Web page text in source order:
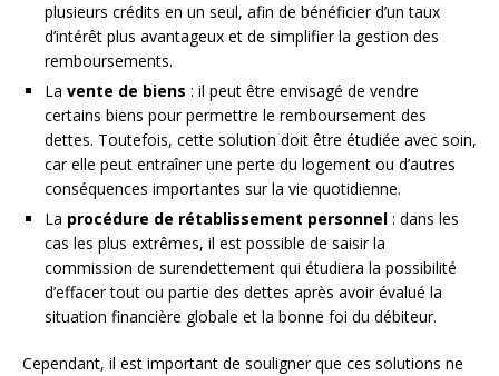
plusieurs crédits en un seul, afin de bénéficier d’un taux
d’intérêt plus avantageux et de simplifier la gestion des
remboursements.
La vente de biens : il peut être envisagé de vendre
certains biens pour permettre le remboursement des
dettes. Toutefois, cette solution doit être étudiée avec soin,
car elle peut entraîner une perte du logement ou d’autres
conséquences importantes sur la vie quotidienne.
La procédure de rétablissement personnel : dans les
cas les plus extrêmes, il est possible de saisir la
commission de surendettement qui étudiera la possibilité
d’effacer tout ou partie des dettes après avoir évalué la
situation financière globale et la bonne foi du débiteur.
Cependant, il est important de souligner que ces solutions ne